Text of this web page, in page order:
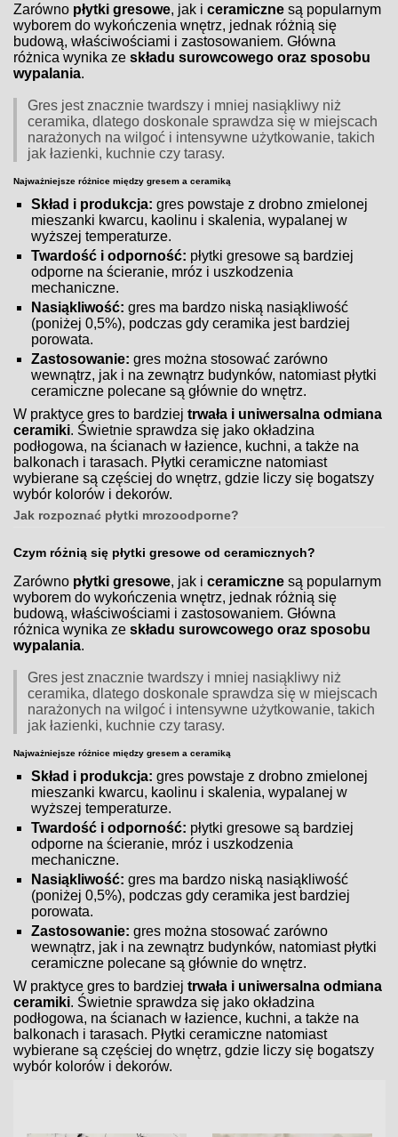
Zarówno płytki gresowe, jak iceramiczne są popularnym
wyborem do wykończenia wnętrz, jednak różnią się
budową, właściwościami i zastosowaniem. Główna
różnica wynika zeskładu surowcowego oraz sposobu
wypalania.
Gres jest znacznie twardszy i mniej nasiąkliwy niż
ceramika, dlatego doskonale sprawdza się w miejscach
narażonych na wilgoć i intensywne użytkowanie, takich
jak łazienki, kuchnie czy tarasy.
Najważniejsze różnice między gresem a ceramiką
Skład i produkcja: gres powstaje z drobno zmielonej
mieszanki kwarcu, kaolinu i skalenia, wypalanej w
wyższej temperaturze.
Twardość i odporność: płytki gresowe są bardziej
odporne na ścieranie, mróz i uszkodzenia
mechaniczne.
Nasiąkliwość: gres ma bardzo niską nasiąkliwość
(poniżej 0,5%), podczas gdy ceramika jest bardziej
porowata.
Zastosowanie: gres można stosować zarówno
wewnątrz, jak i na zewnątrz budynków, natomiast płytki
ceramiczne polecane są głównie do wnętrz.
W praktyce gres to bardziejtrwała i uniwersalna odmiana
ceramiki. Świetnie sprawdza się jako okładzina
podłogowa, na ścianach w łazience, kuchni, a także na
balkonach i tarasach. Płytki ceramiczne natomiast
wybierane są częściej do wnętrz, gdzie liczy się bogatszy
wybór kolorów i dekorów.
Jak rozpoznać płytki mrozoodporne?
Czym różnią się płytki gresowe od ceramicznych?
Zarówno płytki gresowe, jak iceramiczne są popularnym
wyborem do wykończenia wnętrz, jednak różnią się
budową, właściwościami i zastosowaniem. Główna
różnica wynika zeskładu surowcowego oraz sposobu
wypalania.
Gres jest znacznie twardszy i mniej nasiąkliwy niż
ceramika, dlatego doskonale sprawdza się w miejscach
narażonych na wilgoć i intensywne użytkowanie, takich
jak łazienki, kuchnie czy tarasy.
Najważniejsze różnice między gresem a ceramiką
Skład i produkcja: gres powstaje z drobno zmielonej
mieszanki kwarcu, kaolinu i skalenia, wypalanej w
wyższej temperaturze.
Twardość i odporność: płytki gresowe są bardziej
odporne na ścieranie, mróz i uszkodzenia
mechaniczne.
Nasiąkliwość: gres ma bardzo niską nasiąkliwość
(poniżej 0,5%), podczas gdy ceramika jest bardziej
porowata.
Zastosowanie: gres można stosować zarówno
wewnątrz, jak i na zewnątrz budynków, natomiast płytki
ceramiczne polecane są głównie do wnętrz.
W praktyce gres to bardziejtrwała i uniwersalna odmiana
ceramiki. Świetnie sprawdza się jako okładzina
podłogowa, na ścianach w łazience, kuchni, a także na
balkonach i tarasach. Płytki ceramiczne natomiast
wybierane są częściej do wnętrz, gdzie liczy się bogatszy
wybór kolorów i dekorów.